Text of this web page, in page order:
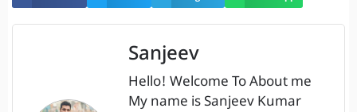
Sanjeev
Hello! Welcome To About me
My name is Sanjeev Kumar